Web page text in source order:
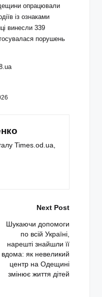
опрацювали
із ознаками
винесли 339
порушень
Times.od.ua,
Next Post
Шукаючи допомоги
по всій Україні,
нарешті знайшли її
вдома: як невеликий
центр на Одещині
змінює життя дітей